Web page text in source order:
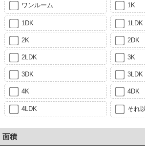
ワンルーム 1K
1DK 1LDK
2K 2DK
2LDK 3K
3DK 3LDK
4K 4DK
4LDK それ
面積